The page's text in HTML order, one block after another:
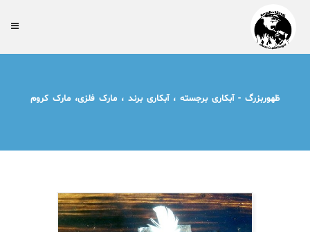
ظهوربزرگ - آبکاری برجسته ، آبکاری برند ، مارک فلزی، مارک کروم